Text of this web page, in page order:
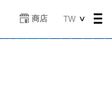
商店
Select
TW